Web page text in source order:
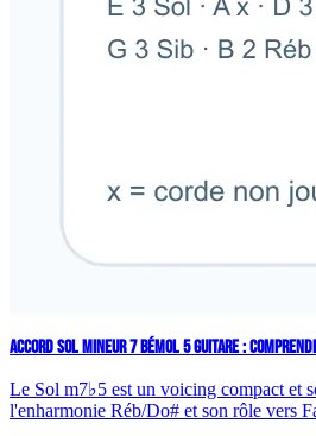
ACCORD SOL MINEUR 7 BÉMOL 5 GUITARE :
Le Sol m7♭5 est un voicing compact et
l'enharmonie Réb/Do# et son rôle vers